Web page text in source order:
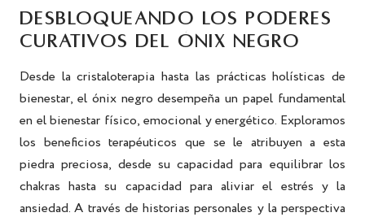
DESBLOQUEANDO LOS PODERES
CURATIVOS DEL ÓNIX NEGRO
Desde la cristaloterapia hasta las prácticas holísticas de
bienestar, el ónix negro desempeña un papel fundamental
en el bienestar físico, emocional y energético. Exploramos
los beneficios terapéuticos que se le atribuyen a esta
piedra preciosa, desde su capacidad para equilibrar los
chakras hasta su capacidad para aliviar el estrés y la
ansiedad. A través de historias personales y la perspectiva